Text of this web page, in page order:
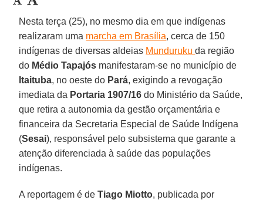
Nesta terça (25), no mesmo dia em que indígenas
realizaram uma marcha em Brasília, cerca de 150
indígenas de diversas aldeias Mundurukuda região
do Médio Tapajós manifestaram-se no município de
Itaituba, no oeste do Pará, exigindo a revogação
imediata da Portaria 1907/16 do Ministério da Saúde,
que retira a autonomia da gestão orçamentária e
financeira da Secretaria Especial de Saúde Indígena
(Sesai), responsável pelo subsistema que garante a
atenção diferenciada à saúde das populações
indígenas.
A reportagem é deTiago Miotto, publicada por